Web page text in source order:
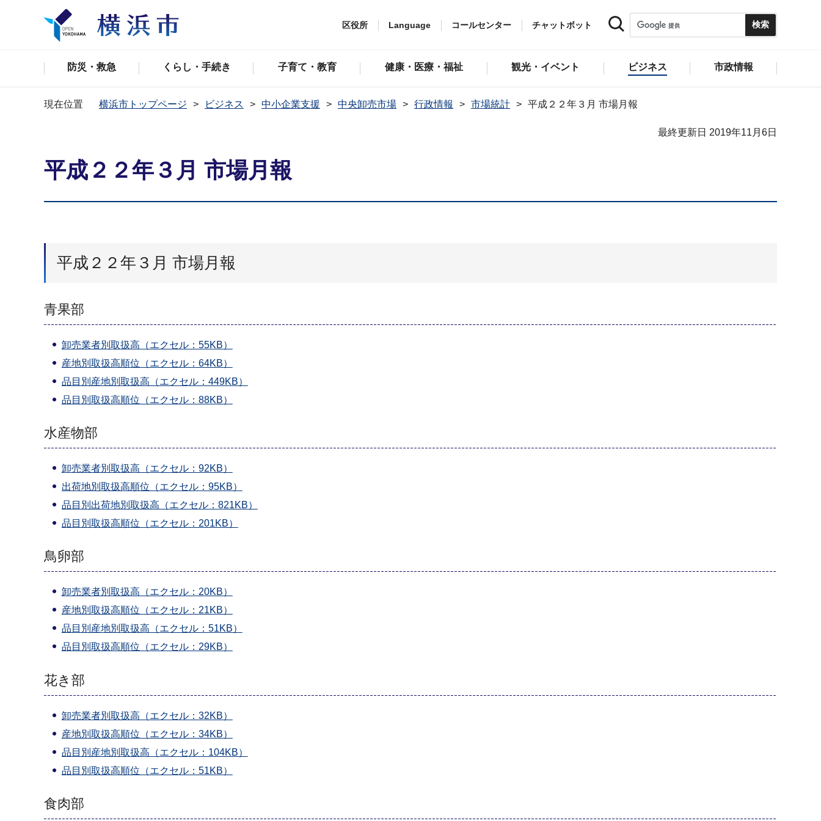
区役所 Language コールセンター チャットボット
防災・救急 くらし・手続き 子育て・教育 健康・医療・福祉 観光・イベント ビジネス 市政情報
現在位置 横浜市トップページ ビジネス 中小企業支援 中央卸売市場 行政情報 市場統計 平成２２年３月 市場月報
最終更新日 2019年11月6日
平成２２年３月 市場月報
平成２２年３月 市場月報
青果部
卸売業者別取扱高（エクセル：55KB）
産地別取扱高順位（エクセル：64KB）
品目別産地別取扱高（エクセル：449KB）
品目別取扱高順位（エクセル：88KB）
水産物部
卸売業者別取扱高（エクセル：92KB）
出荷地別取扱高順位（エクセル：95KB）
品目別出荷地別取扱高（エクセル：821KB）
品目別取扱高順位（エクセル：201KB）
鳥卵部
卸売業者別取扱高（エクセル：20KB）
産地別取扱高順位（エクセル：21KB）
品目別産地別取扱高（エクセル：51KB）
品目別取扱高順位（エクセル：29KB）
花き部
卸売業者別取扱高（エクセル：32KB）
産地別取扱高順位（エクセル：34KB）
品目別産地別取扱高（エクセル：104KB）
品目別取扱高順位（エクセル：51KB）
食肉部